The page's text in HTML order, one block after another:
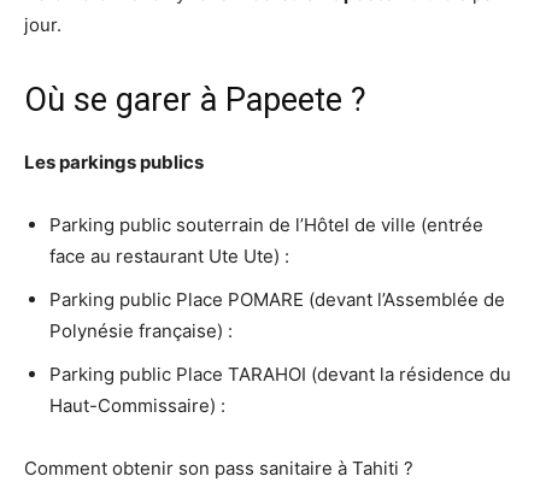
jour.
Où se garer à Papeete ?
Les parkings publics
Parking public souterrain de l’Hôtel de ville (entrée
face au restaurant Ute Ute) :
Parking public Place POMARE (devant l’Assemblée de
Polynésie française) :
Parking public Place TARAHOI (devant la résidence du
Haut-Commissaire) :
Comment obtenir son pass sanitaire à Tahiti ?